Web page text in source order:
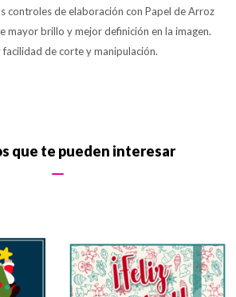
controles de elaboración con Papel de Arroz
mayor brillo y mejor definición en la imagen.
facilidad de corte y manipulación.
que te pueden interesar